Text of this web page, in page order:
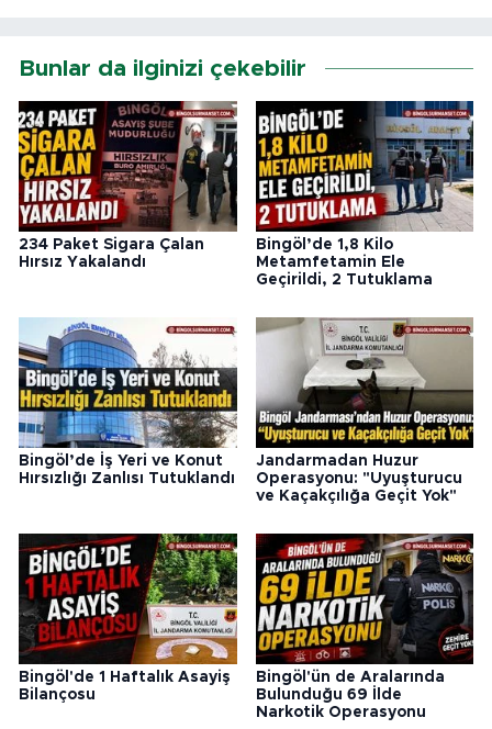
Bunlar da ilginizi çekebilir
234 Paket Sigara Çalan
Hırsız Yakalandı
Bingöl’de 1,8 Kilo
Metamfetamin Ele
Geçirildi, 2 Tutuklama
Bingöl’de İş Yeri ve Konut
Hırsızlığı Zanlısı Tutuklandı
Jandarmadan Huzur
Operasyonu: "Uyuşturucu
ve Kaçakçılığa Geçit Yok"
Bingöl'de 1 Haftalık Asayiş
Bilançosu
Bingöl'ün de Aralarında
Bulunduğu 69 İlde
Narkotik Operasyonu